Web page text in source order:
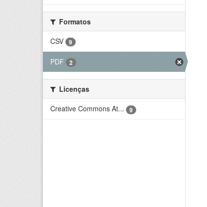
Formatos
CSV
9
PDF 2
Licenças
Creative Commons At...
9